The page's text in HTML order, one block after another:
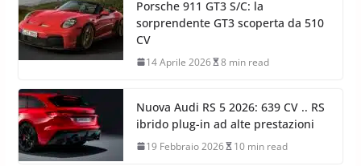
Porsche 911 GT3 S/C: la
sorprendente GT3 scoperta da 510
CV
14 Aprile 2026 8 min read
Nuova Audi RS 5 2026: 639 CV .. RS
ibrido plug-in ad alte prestazioni
19 Febbraio 2026 10 min read